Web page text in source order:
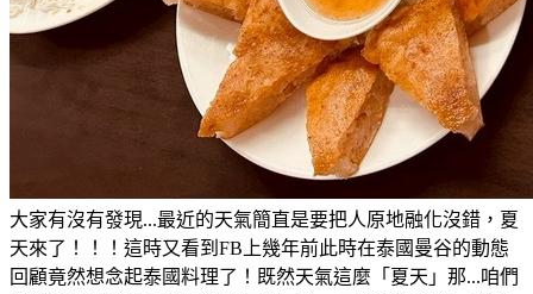
大家有沒有發現...最近的天氣簡直是要把人原地融化沒錯，夏
天來了！！！這時又看到FB上幾年前此時在泰國曼谷的動態
回顧竟然想念起泰國料理了！既然天氣這麼「夏天」那...咱們